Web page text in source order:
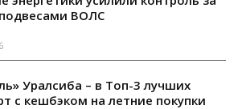
ВОЛС
Уралсиба – в Топ-3 лучших
с кешбэком на летние покупки